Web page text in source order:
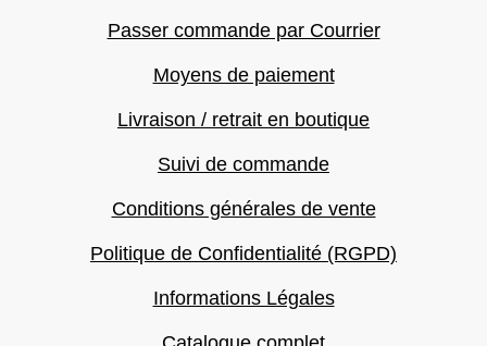
Passer commande par Courrier
Moyens de paiement
Livraison / retrait en boutique
Suivi de commande
Conditions générales de vente
Politique de Confidentialité (RGPD)
Informations Légales